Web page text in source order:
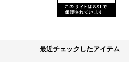
最近チェックしたアイテム